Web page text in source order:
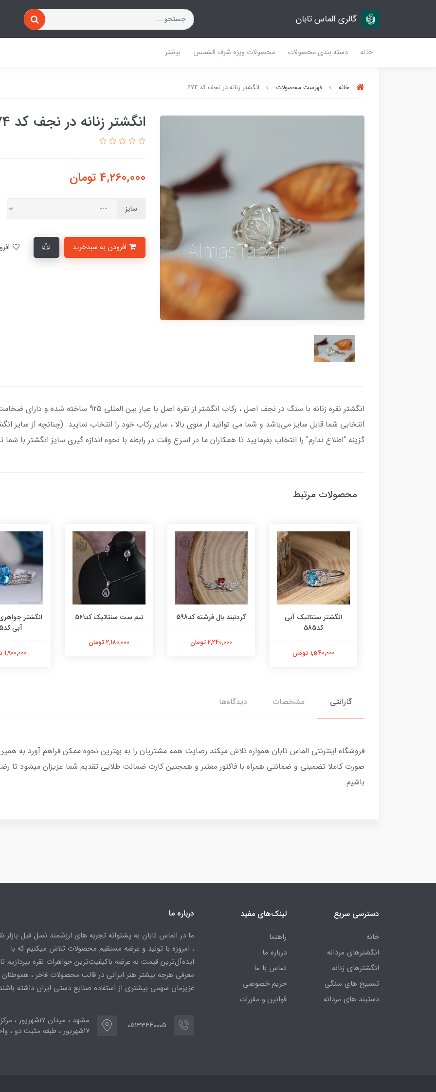
گالری الماس تابان
خانه دسته بندی محصولات محصولات ویژه شرف الشمس بیشتر
خانه فهرست محصولات انگشتر زنانه در نجف کد 674
انگشتر زنانه در نجف کد 674
4,260,000 تومان
سایز
انگشتر نقره زنانه با سنگ در نجف اصل ، رکاب انگشتر از
انتخابی شما قابل سایز می‌باشد و شما می‌ توانید از منوی بالا ، سایز رکاب خود را انتخاب نمایید. (چنانچه از
گزینه "اطلاع ندارم" را انتخاب بفرمایید تا همکاران ما در اسرع وقت در رابطه با نحوه اندازه گیری سایز انگشتر با
محصولات مرتبط
انگشتر سنتاتیک آبی
کد585
1,540,000 تومان
گردنبند بال فرشته کد598
2,240,000 تومان
نیم ست سنتاتیک کد561
2,180,000 تومان
انگشتر
آبی کد565
1,900,000 تومان
گارانتی مشخصات دیدگاه‌ها
فروشگاه اینترنتی الماس تابان همواره تلاش میکند رضایت همه مشتریان را به بهترین نحوه ممکن فراهم آورد به
صورت کاملا تضمینی و ضمانتی همراه با فاکتور معتبر و همچنین کارت ضمانت طلایی تقدیم شما عزیزان میشود تا
باشیم.
دسترسی سریع
خانه
انگشترهای مردانه
انگشترهای زنانه
تسبیح های سنگی
دستبند های مردانه
لینک‌های مفید
راهنما
درباره ما
تماس با ما
حریم خصوصی
قوانین و مقررات
درباره ما
ما در الماس تابان به پشتوانه تجربه های ارزشمند نسل قبل بازار
، امروزه با تولید و عرضه مستقیم محصولات تلاش میکنیم که با
ایده‌آل‌ترین قیمت به عرضه باکیفیت‌ترین جواهرات نقره بپردازیم تا
معرفی هرچه بیشتر هنر ایرانی در قالب محصولات فاخر ، هموطنان
عزیزمان سهمی بیشتری از استفاده صنایع دستی ایران داشته
05133440005
مشهد ، میدان ۱۷شهریور
۱۷شهریور ، طبقه مثبت دو ، واحد ۷۷۳